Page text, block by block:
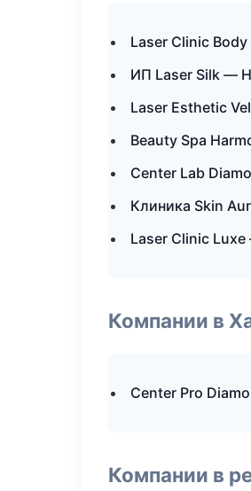
Laser Clinic
ИП Laser Silk —
Laser Esthetic
Beauty Spa
Center Lab
Клиника Skin
Laser Clinic
Компании в
Center Pro
Компании в